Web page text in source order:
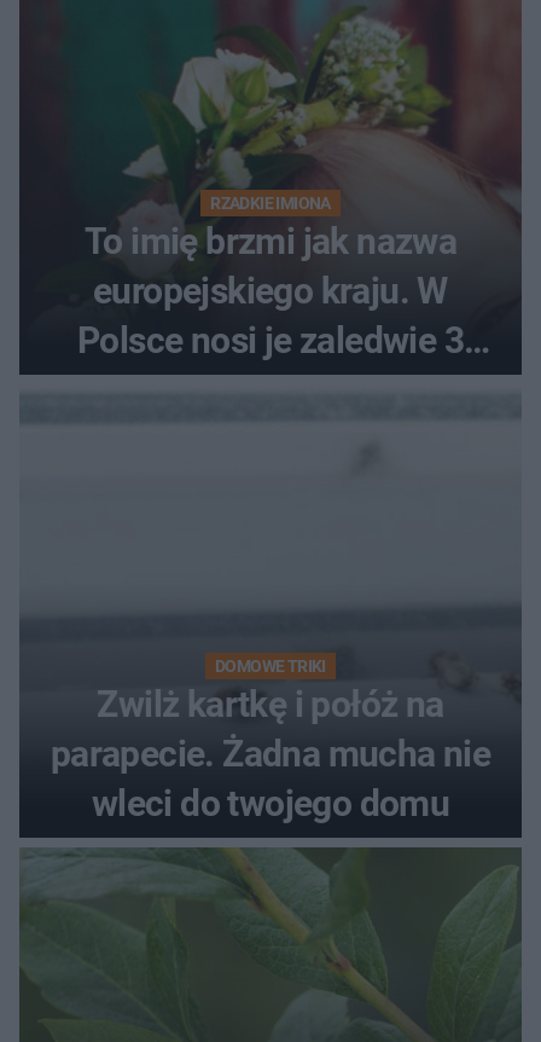
RZADKIE IMIONA
To imię brzmi jak nazwa
europejskiego kraju. W
Polsce nosi je zaledwie 3
kobiety
DOMOWE TRIKI
Zwilż kartkę i połóż na
parapecie. Żadna mucha nie
wleci do twojego domu